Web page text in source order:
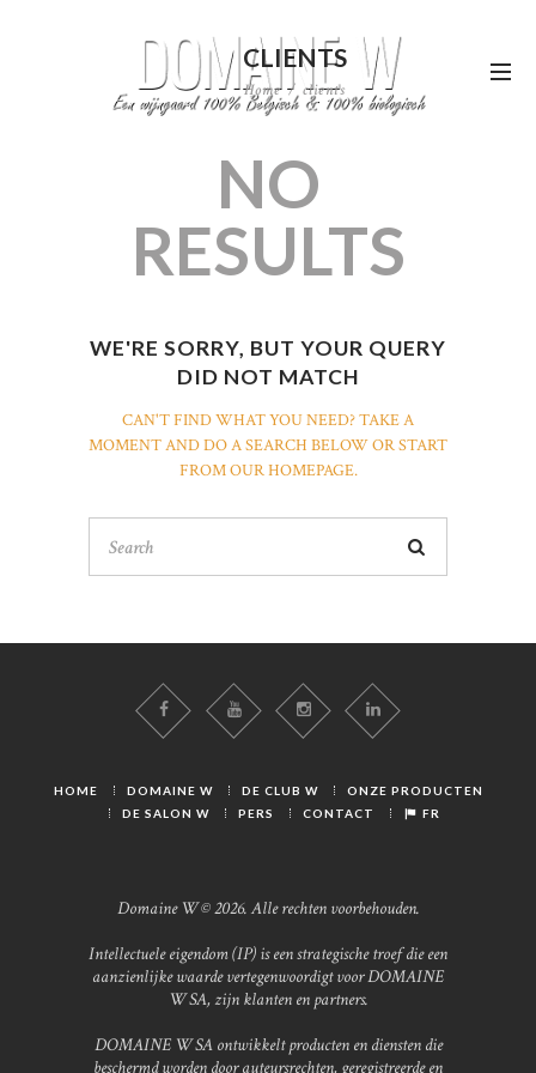
CLIENTS
Home clients
NO
RESULTS
WE'RE SORRY, BUT YOUR QUERY
DID NOT MATCH
CAN'T FIND WHAT YOU NEED? TAKE A
MOMENT AND DO A SEARCH BELOW OR START
FROMOUR HOMEPAGE.
HOME DOMAINE W DE CLUB W
ONZE PRODUCTEN
DE SALON W
PERS CONTACT FR
Domaine W © 2026. Alle rechten voorbehouden.
Intellectuele eigendom (IP) is een strategische troef die een
aanzienlijke waarde vertegenwoordigt voor DOMAINE
W SA, zijn klanten en partners.
DOMAINE W SA ontwikkelt producten en diensten die
beschermd worden door auteursrechten, geregistreerde en